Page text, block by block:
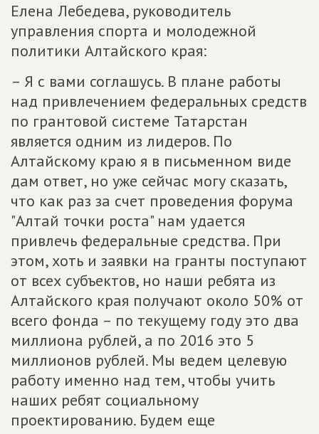
Елена Лебедева, руководитель
управления спорта и молодежной
политики Алтайского края:
– Я с вами соглашусь. В плане работы
над привлечением федеральных средств
по грантовой системе Татарстан
является одним из лидеров. По
Алтайскому краю я в письменном виде
дам ответ, но уже сейчас могу сказать,
что как раз за счет проведения форума
"Алтай точки роста" нам удается
привлечь федеральные средства. При
этом, хоть и заявки на гранты поступают
от всех субъектов, но наши ребята из
Алтайского края получают около 50% от
всего фонда – по текущему году это два
миллиона рублей, а по 2016 это 5
миллионов рублей. Мы ведем целевую
работу именно над тем, чтобы учить
наших ребят социальному
проектированию. Будем еще